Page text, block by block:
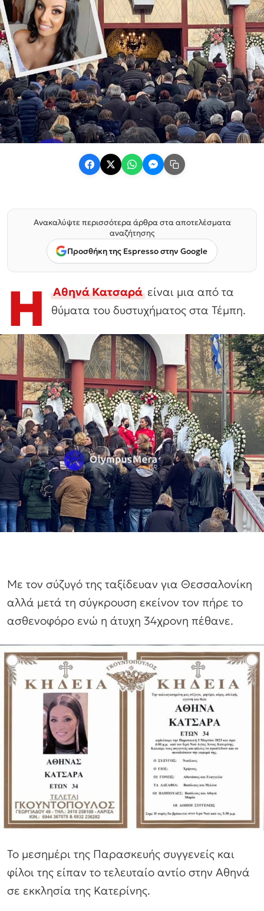
Ανακαλύψτε περισσότερα άρθρα στα αποτελέσματα
αναζήτησης
Προσθήκη της Espresso στην Google
Η Αθηνά Κατσαράείναι μια από τα
θύματα του δυστυχήματος στα Τέμπη.
Με τον σύζυγό της ταξίδευαν για Θεσσαλονίκη
αλλά μετά τη σύγκρουση εκείνον τον πήρε το
ασθενοφόρο ενώ η άτυχη 34χρονη πέθανε.
Το μεσημέρι της Παρασκευής συγγενείς και
φίλοι της είπαν το τελευταίο αντίο στην Αθηνά
σε εκκλησία της Κατερίνης.